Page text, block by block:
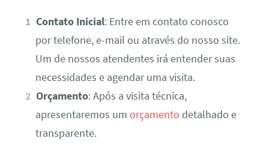
Contato Inicial: Entre em contato conosco
por telefone, e-mail ou através do nosso site.
Um de nossos atendentes irá entender suas
necessidades e agendar uma visita.
Orçamento: Após a visita técnica,
apresentaremos um orçamento detalhado e
transparente.